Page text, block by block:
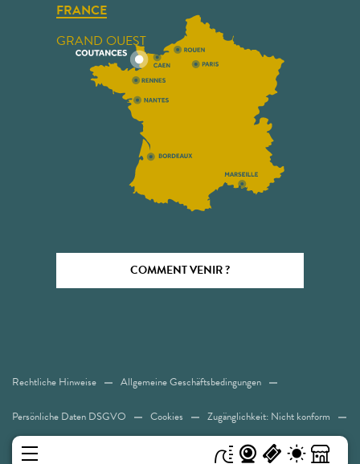
FRANCE
GRAND OUEST
COMMENT VENIR ?
Rechtliche Hinweise Allgemeine Geschäftsbedingungen
Persönliche Daten DSGVO Cookies Zugänglichkeit: Nicht konform
Sitemap